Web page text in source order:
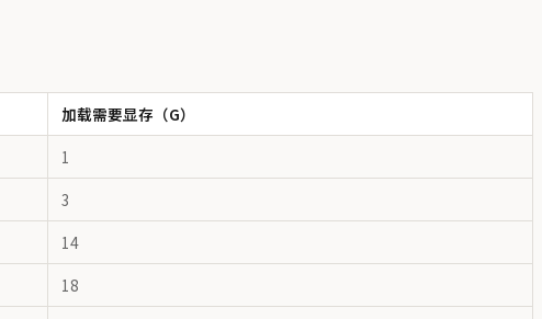
加载需要显存（G）
1
3
14
18